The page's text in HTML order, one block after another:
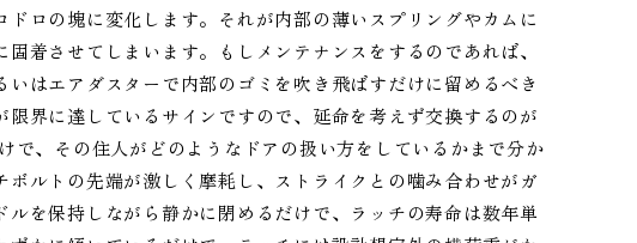
ロの塊に変化します。それが内部の薄いスプリングやカムに
着させてしまいます。もしメンテナンスをするのであれば、
はエアダスターで内部のゴミを吹き飛ばすだけに留めるべき
界に達しているサインですので、延命を考えず交換するのが
、その住人がどのようなドアの扱い方をしているかまで分か
ルトの先端が激しく摩耗し、ストライクとの噛み合わせがガ
を保持しながら静かに閉めるだけで、ラッチの寿命は数年単